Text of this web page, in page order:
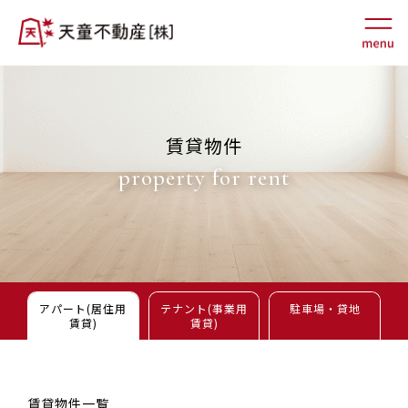
賃貸物件
property for rent
アパート(居住用
賃貸)
テナント(事業用
賃貸)
駐車場・貸地
賃貸物件一覧